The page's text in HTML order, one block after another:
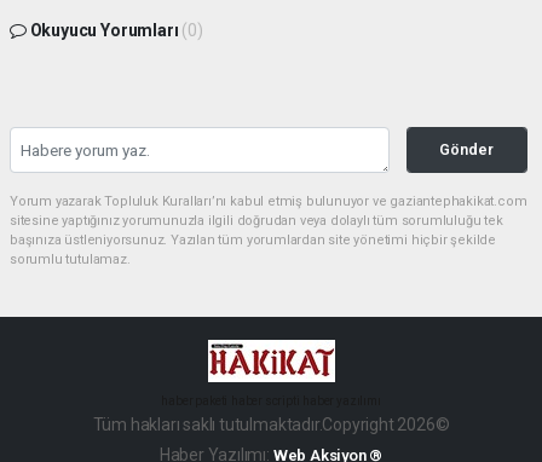
Okuyucu Yorumları (0)
Gönder
Yorum yazarak Topluluk Kuralları’nı kabul etmiş bulunuyor ve gaziantephakikat.com
sitesine yaptığınız yorumunuzla ilgili doğrudan veya dolaylı tüm sorumluluğu tek
başınıza üstleniyorsunuz. Yazılan tüm yorumlardan site yönetimi hiçbir şekilde
sorumlu tutulamaz.
Tüm hakları saklı tutulmaktadır.Copyright 2026©
Haber Yazılımı: Web Aksiyon ®